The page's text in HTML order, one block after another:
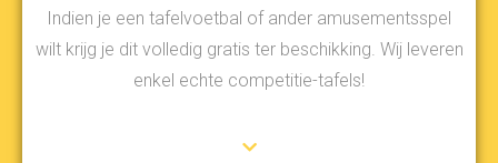
Indien je een tafelvoetbal of ander amusementsspel
wilt krijg je dit volledig gratis ter beschikking. Wij leveren
enkel echte competitie-tafels!